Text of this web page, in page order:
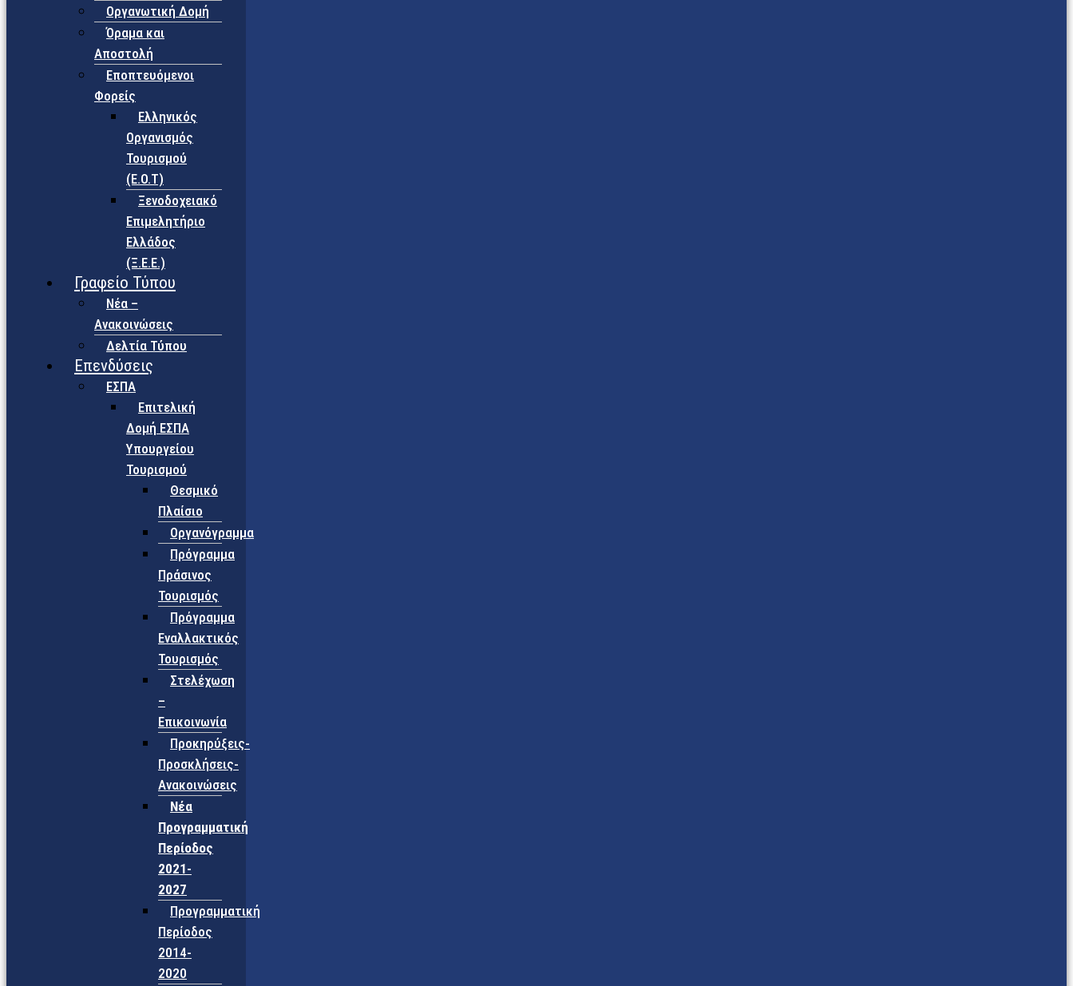
Οργανωτική Δομή
Όραμα και
Αποστολή
Εποπτευόμενοι
Φορείς
Eλληνικός
Οργανισμός
Τουρισμού
(Ε.Ο.Τ)
Ξενοδοχειακό
Επιμελητήριο
Ελλάδος
(Ξ.Ε.Ε.)
Γραφείο Τύπου
Νέα –
Ανακοινώσεις
Δελτία Τύπου
Επενδύσεις
ΕΣΠΑ
Επιτελική
Δομή ΕΣΠΑ
Υπουργείου
Τουρισμού
Θεσμικό
Πλαίσιο
Οργανόγραμμα
Πρόγραμμα
Πράσινος
Τουρισμός
Πρόγραμμα
Εναλλακτικός
Τουρισμός
Στελέχωση
–
Επικοινωνία
Προκηρύξεις-
Προσκλήσεις-
Ανακοινώσεις
Νέα
Προγραμματική
Περίοδος
2021-
2027
Προγραμματική
Περίοδος
2014-
2020